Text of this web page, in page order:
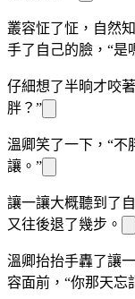
叢容怔了怔， 自然
手了 自己的臉，“是
仔細想了半晌才咬著
胖？”
溫卿笑了一下，“不
讓。”
讓一讓大概聽到了
又往後退了幾步。
溫卿抬抬手轟了讓
容面前，“你那天忘